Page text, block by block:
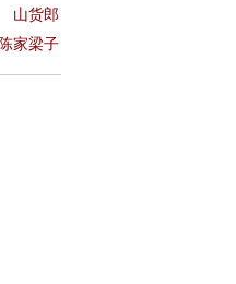
山货郎
陈家梁子